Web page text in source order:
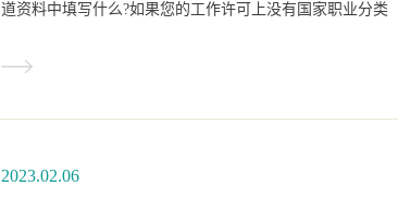
道资料中填写什么?如果您的工作许可上没有国家职业分类
的NOC代码。
2023.02.06